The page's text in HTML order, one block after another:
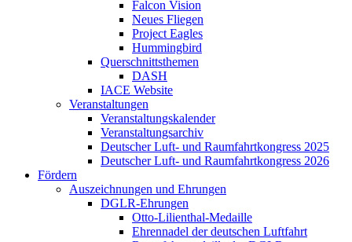
Falcon Vision
Neues Fliegen
Project Eagles
Hummingbird
Querschnittsthemen
DASH
IACE Website
Veranstaltungen
Veranstaltungskalender
Veranstaltungsarchiv
Deutscher Luft- und Raumfahrtkongress 2025
Deutscher Luft- und Raumfahrtkongress 2026
Fördern
Auszeichnungen und Ehrungen
DGLR-Ehrungen
Otto-Lilienthal-Medaille
Ehrennadel der deutschen Luftfahrt